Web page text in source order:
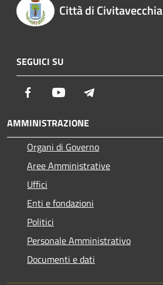
Città di Civitavecchia
SEGUICI SU
Facebook Youtube
AMMINISTRAZIONE
Organi di Governo
Aree Amministrative
Uffici
Enti e fondazioni
Politici
Personale Amministrativo
Documenti e dati